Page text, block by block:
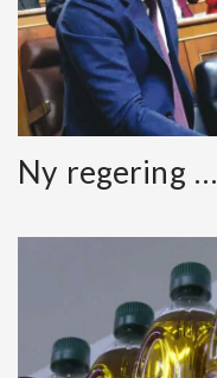
Ny regering …